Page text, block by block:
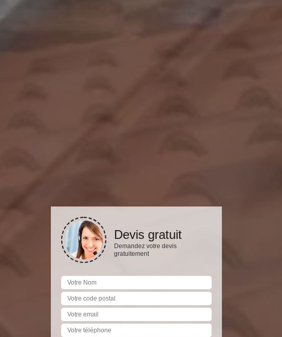
Devis gratuit
Demandez votre devis
gratuitement